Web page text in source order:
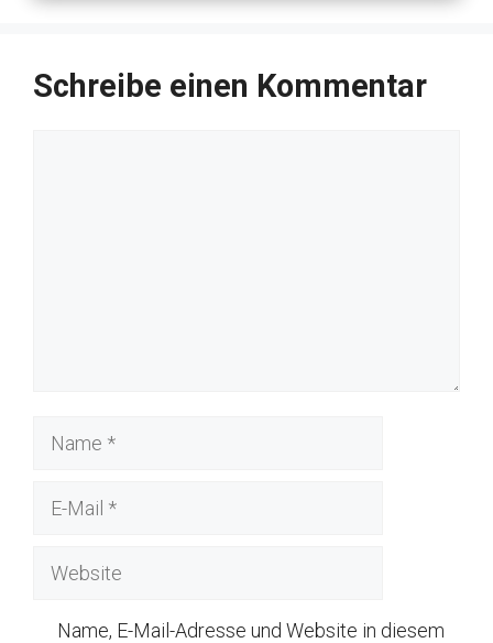
Schreibe einen Kommentar
Name
Website
Name, E-Mail-Adresse und Website in diesem